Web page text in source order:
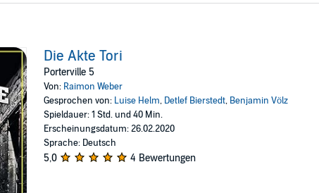
Die Akte Tori
Porterville 5
Von: Raimon Weber
Gesprochen von: Luise Helm, Detlef Bierstedt, Benjamin Völz
Spieldauer: 1 Std. und 40 Min.
Erscheinungsdatum: 26.02.2020
Sprache: Deutsch
5,0 4 Bewertungen